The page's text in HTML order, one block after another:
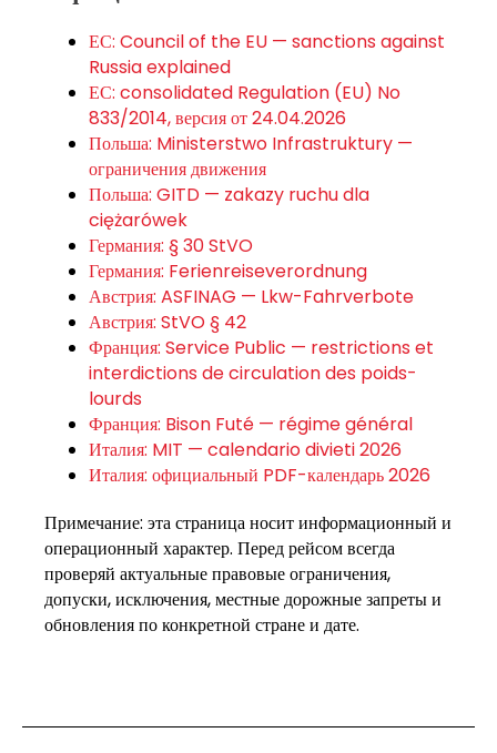
ЕС: Council of the EU — sanctions against
Russia explained
ЕС: consolidated Regulation (EU) No
833/2014, версия от 24.04.2026
Польша: Ministerstwo Infrastruktury —
ограничения движения
Польша: GITD — zakazy ruchu dla
ciężarówek
Германия: § 30 StVO
Германия: Ferienreiseverordnung
Австрия: ASFINAG — Lkw-Fahrverbote
Австрия: StVO § 42
Франция: Service Public — restrictions et
interdictions de circulation des poids-
lourds
Франция: Bison Futé — régime général
Италия: MIT — calendario divieti 2026
Италия: официальный PDF-календарь 2026
Примечание: эта страница носит информационный и
операционный характер. Перед рейсом всегда
проверяй актуальные правовые ограничения,
допуски, исключения, местные дорожные запреты и
обновления по конкретной стране и дате.